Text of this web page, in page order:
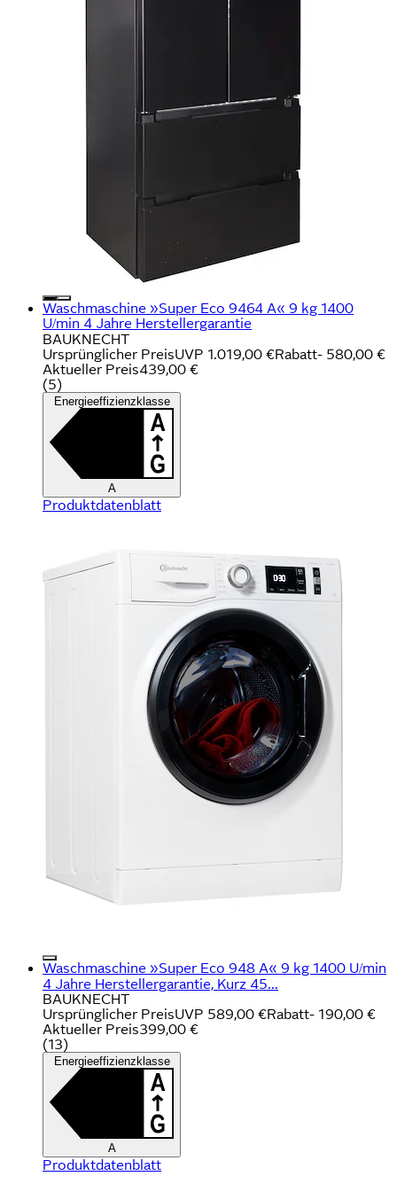
Waschmaschine »Super Eco 9464 A« 9 kg 1400
U/min 4 Jahre Herstellergarantie
BAUKNECHT
Ursprünglicher PreisUVP 1.019,00 €Rabatt- 580,00 €
Aktueller Preis439,00 €
(5)
Energieeffizienzklasse
A
Produktdatenblatt
Waschmaschine »Super Eco 948 A« 9 kg 1400 U/min
4 Jahre Herstellergarantie, Kurz 45...
BAUKNECHT
Ursprünglicher PreisUVP 589,00 €Rabatt- 190,00 €
Aktueller Preis399,00 €
(13)
Energieeffizienzklasse
A
Produktdatenblatt